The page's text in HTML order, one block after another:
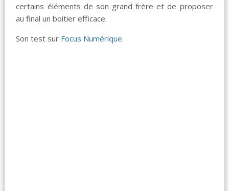
certains éléments de son grand frère et de proposer
au final un boitier efficace.
Son test sur Focus Numérique.